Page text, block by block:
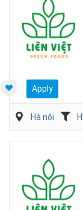
Apply
Hà nội